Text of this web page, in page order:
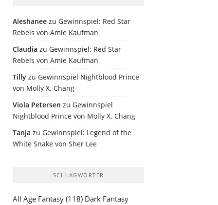
Aleshanee zu Gewinnspiel: Red Star
Rebels von Amie Kaufman
Claudia zu Gewinnspiel: Red Star
Rebels von Amie Kaufman
Tilly zu Gewinnspiel Nightblood Prince
von Molly X. Chang
Viola Petersen zu Gewinnspiel
Nightblood Prince von Molly X. Chang
Tanja zu Gewinnspiel: Legend of the
White Snake von Sher Lee
SCHLAGWÖRTER
All Age Fantasy (118) Dark Fantasy